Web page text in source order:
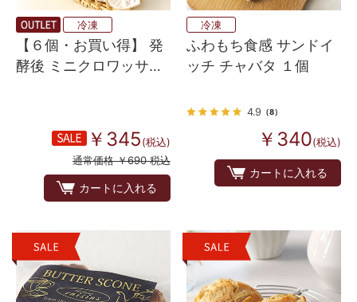
冷凍
【６個・お買い得】 発
酵後 ミニクロワッサン
￥345(税込)
通常価格 ￥690 税込
カートに入れる
冷凍
ふわもち食感 サンドイ
ッチ チャバタ １個
4.9 （8）
￥340(税込)
カートに入れる